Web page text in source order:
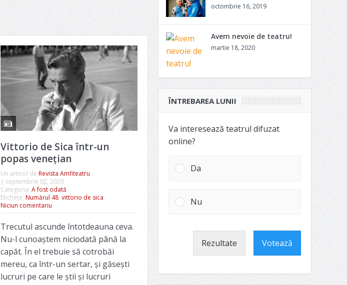
Vittorio de Sica într-un
popas venețian
Un articol de Revista Amfiteatru
| septembrie 02, 2020
Categoria: A fost odată
Etichete: Numărul 48, vittorio de sica
Niciun comentariu
Trecutul ascunde întotdeauna ceva.
Nu-l cunoaștem niciodată până la
capăt. În el trebuie să cotrobăi
mereu, ca într-un sertar, și găsești
lucruri pe care le știi și lucruri
octombrie 16, 2019
Avem nevoie de teatru!
martie 18, 2020
ÎNTREBAREA LUNII
Va interesează teatrul difuzat
online?
Da
Nu
Rezultate Votează